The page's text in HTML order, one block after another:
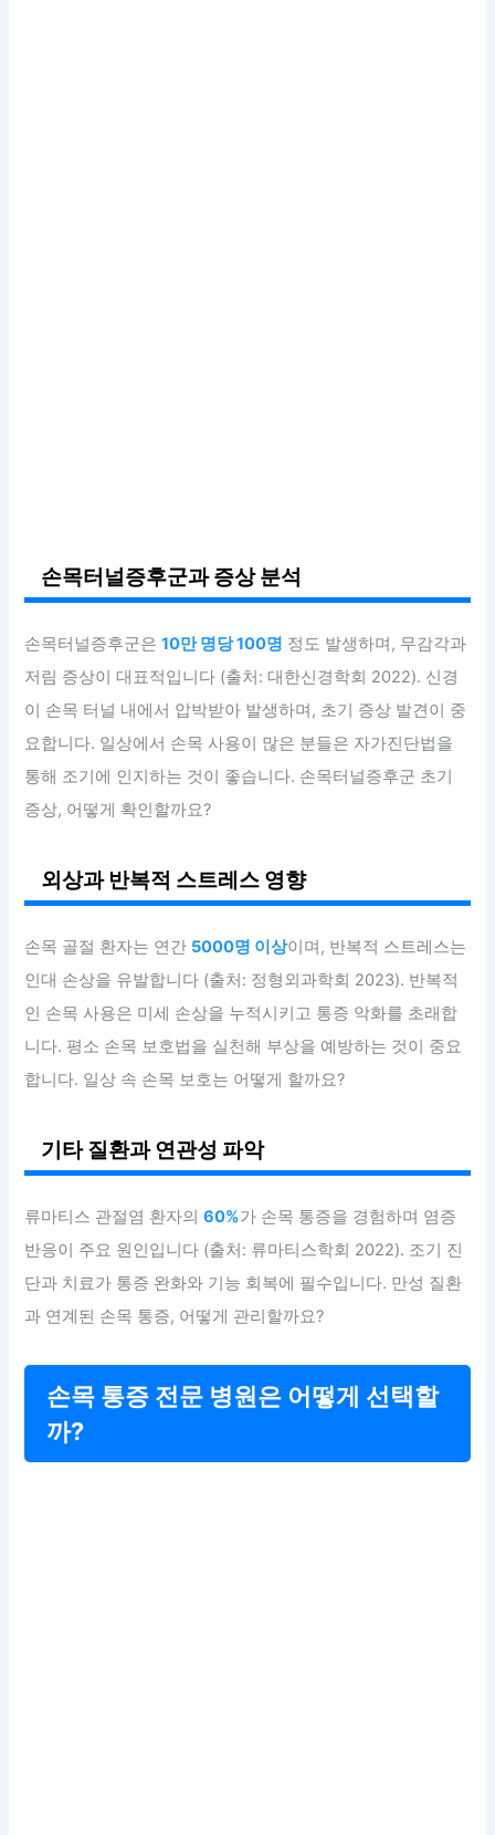
손목터널증후군과 증상 분석
손목터널증후군은10만 명당 100명 정도 발생하며, 무감각과
저림 증상이 대표적입니다 (출처: 대한신경학회 2022). 신경
이 손목 터널 내에서 압박받아 발생하며, 초기 증상 발견이 중
요합니다. 일상에서 손목 사용이 많은 분들은 자가진단법을
통해 조기에 인지하는 것이 좋습니다. 손목터널증후군 초기
증상, 어떻게 확인할까요?
외상과 반복적 스트레스 영향
손목 골절 환자는 연간 5000명 이상이며, 반복적 스트레스는
인대 손상을 유발합니다 (출처: 정형외과학회 2023). 반복적
인 손목 사용은 미세 손상을 누적시키고 통증 악화를 초래합
니다. 평소 손목 보호법을 실천해 부상을 예방하는 것이 중요
합니다. 일상 속 손목 보호는 어떻게 할까요?
기타 질환과 연관성 파악
류마티스 관절염 환자의60%가 손목 통증을 경험하며 염증
반응이 주요 원인입니다 (출처: 류마티스학회 2022). 조기 진
단과 치료가 통증 완화와 기능 회복에 필수입니다. 만성 질환
과 연계된 손목 통증, 어떻게 관리할까요?
손목 통증 전문 병원은 어떻게 선택할
까?